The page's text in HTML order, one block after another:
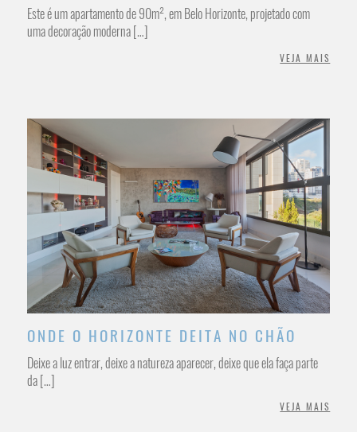
Este é um apartamento de 90m², em Belo Horizonte, projetado com
uma decoração moderna […]
VEJA MAIS
/INTERIORES RESIDENCIAL
ONDE O HORIZONTE DEITA NO CHÃO
Deixe a luz entrar, deixe a natureza aparecer, deixe que ela faça parte
da […]
VEJA MAIS